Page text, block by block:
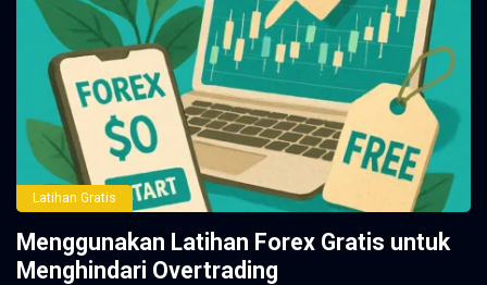
Latihan Gratis
Menggunakan Latihan Forex Gratis untuk
Menghindari Overtrading